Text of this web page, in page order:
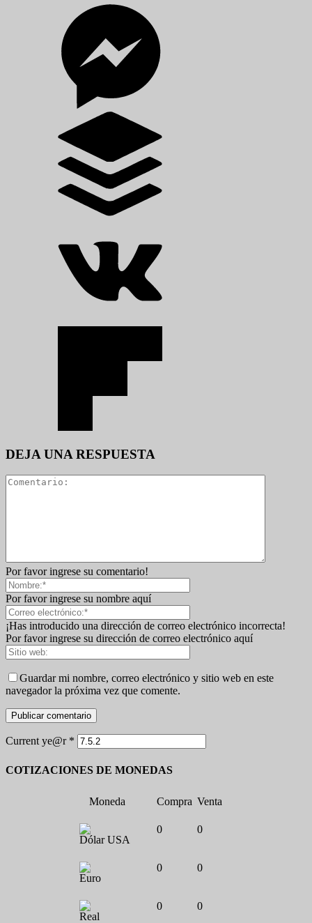
DEJA UNA RESPUESTA
Por favor ingrese su comentario!
Por favor ingrese su nombre aquí
¡Has introducido una dirección de correo electrónico incorrecta!
Por favor ingrese su dirección de correo electrónico aquí
Guardar mi nombre, correo electrónico y sitio web en este
navegador la próxima vez que comente.
Current ye@r *
COTIZACIONES DE MONEDAS
Moneda Compra Venta
Dólar USA
0 0
Euro
0 0
Real
0 0